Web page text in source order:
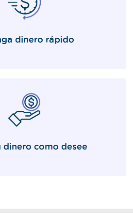
dinero rápido
dinero como desee